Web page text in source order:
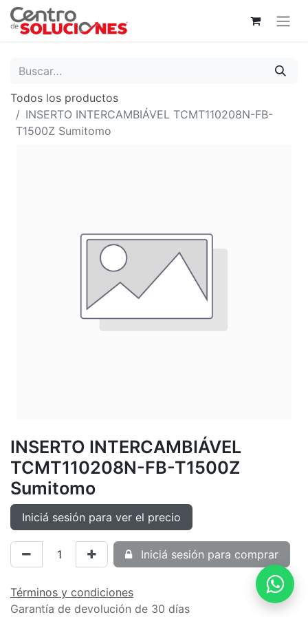
Todos los productos
INSERTO INTERCAMBIÁVEL TCMT110208N-FB-
T1500Z Sumitomo
INSERTO INTERCAMBIÁVEL
TCMT110208N-FB-T1500Z
Sumitomo
Iniciá sesión para ver el precio
Iniciá sesión para comprar
Términos y condiciones
Garantía de devolución de 30 días